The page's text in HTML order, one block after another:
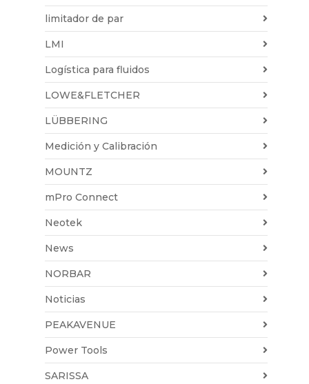
limitador de par
LMI
Logística para fluidos
LOWE&FLETCHER
LÜBBERING
Medición y Calibración
MOUNTZ
mPro Connect
Neotek
News
NORBAR
Noticias
PEAKAVENUE
Power Tools
SARISSA